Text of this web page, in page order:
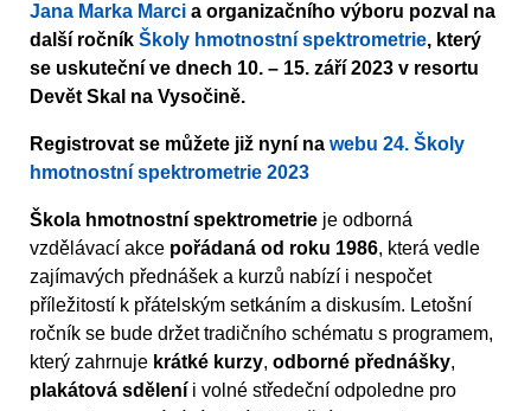
Jana Marka Marci a organizačního výboru pozval na
další ročník Školy hmotnostní spektrometrie, který
se uskuteční ve dnech 10. – 15. září 2023 v resortu
Devět Skal na Vysočině.
Registrovat se můžete již nyní na webu 24. Školy
hmotnostní spektrometrie 2023
Škola hmotnostní spektrometrie je odborná
vzdělávací akce pořádaná od roku 1986, která vedle
zajímavých přednášek a kurzů nabízí i nespočet
příležitostí k přátelským setkáním a diskusím. Letošní
ročník se bude držet tradičního schématu s programem,
který zahrnuje krátké kurzy, odborné přednášky,
plakátová sdělení i volné středeční odpoledne pro